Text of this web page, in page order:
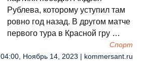
Рублева, которому уступил там
ровно год назад. В другом матче
первого тура в Красной гру …
Спорт
04:00, Ноябрь 14, 2023 | kommersant.ru